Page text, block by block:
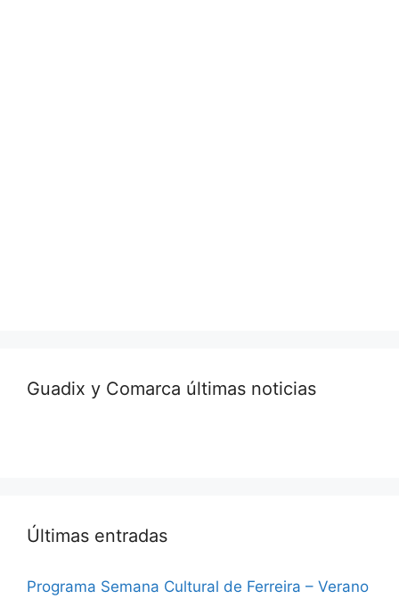
Guadix y Comarca últimas noticias
Últimas entradas
Programa Semana Cultural de Ferreira – Verano